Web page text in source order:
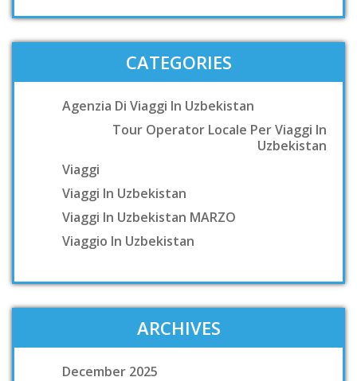
CATEGORIES
Agenzia Di Viaggi In Uzbekistan
Tour Operator Locale Per Viaggi In
Uzbekistan
Viaggi
Viaggi In Uzbekistan
Viaggi In Uzbekistan MARZO
Viaggio In Uzbekistan
ARCHIVES
December 2025